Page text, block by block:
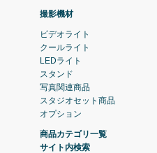
撮影機材
ビデオライト
クールライト
LEDライト
スタンド
写真関連商品
スタジオセット商品
オプション
商品カテゴリ一覧
サイト内検索